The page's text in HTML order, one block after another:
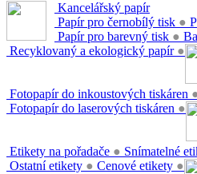
Kancelářský papír
Papír pro černobílý tisk ●
Papír pro barevný tisk ●
Recyklovaný a ekologický papír ●
Fotopapír do inkoustových tiskáren
Fotopapír do laserových tiskáren ●
Etikety na pořadače ● Snímatelné
Ostatní etikety ● Cenové etikety ●